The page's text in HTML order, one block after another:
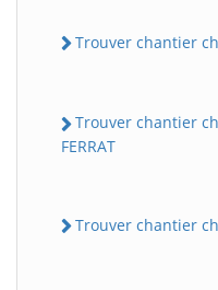
Trouver chantier
Trouver chantier
FERRAT
Trouver chantier